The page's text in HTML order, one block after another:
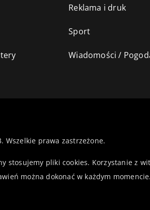
Reklama i druk
Sport
Wiadomości /
prawa zastrzeżone.
stosujemy pliki cookies. Korzystanie z
można dokonać w każdym